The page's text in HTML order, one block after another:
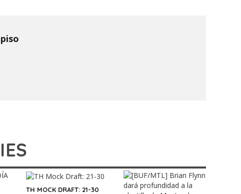
TH MOCK DRAFT: 21-30